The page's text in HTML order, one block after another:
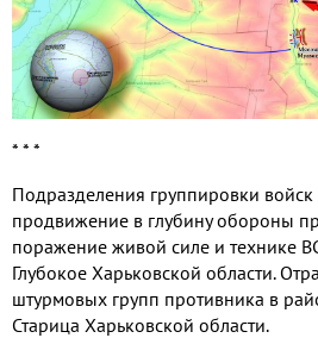
* * *
Подразделения группировки
продвижение в глубину обороны
поражение живой силе и технике
Глубокое Харьковской области.
штурмовых групп противника в
Старица Харьковской области.